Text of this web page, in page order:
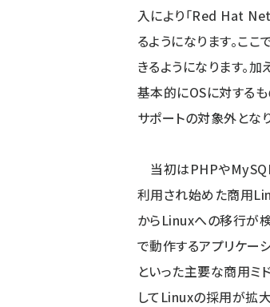
入により「Red Hat
るようになります。こ
きるようになります。
基本的にOSに対する
サポートの対象外となり
当初はPHPやMySQL
利用され始めた商用
からLinuxへの移行が
で動作するアプリケー
といった主要な商用ミ
してLinuxの採用が拡大